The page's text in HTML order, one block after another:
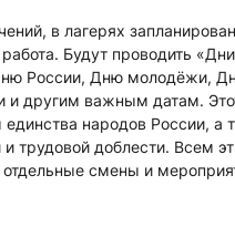
в лагерях
работа. Будут проводить
России, Дню молодёжи,
и другим важным датам.
народов России, а
трудовой доблести. Всем
отдельные смены и